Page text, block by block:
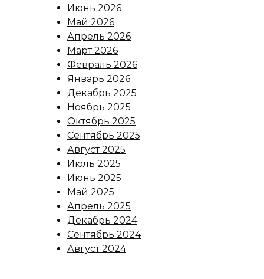
Июнь 2026
Май 2026
Апрель 2026
Март 2026
Февраль 2026
Январь 2026
Декабрь 2025
Ноябрь 2025
Октябрь 2025
Сентябрь 2025
Август 2025
Июль 2025
Июнь 2025
Май 2025
Апрель 2025
Декабрь 2024
Сентябрь 2024
Август 2024